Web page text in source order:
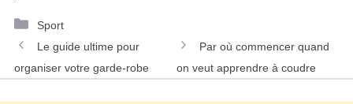
Catégories
Sport
Navigation
des
Le guide ultime pour
organiser votre garde-robe
Par où commencer quand
on veut apprendre à coudre